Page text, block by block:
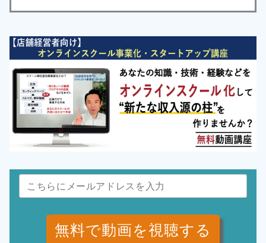
無料で動画を視聴する